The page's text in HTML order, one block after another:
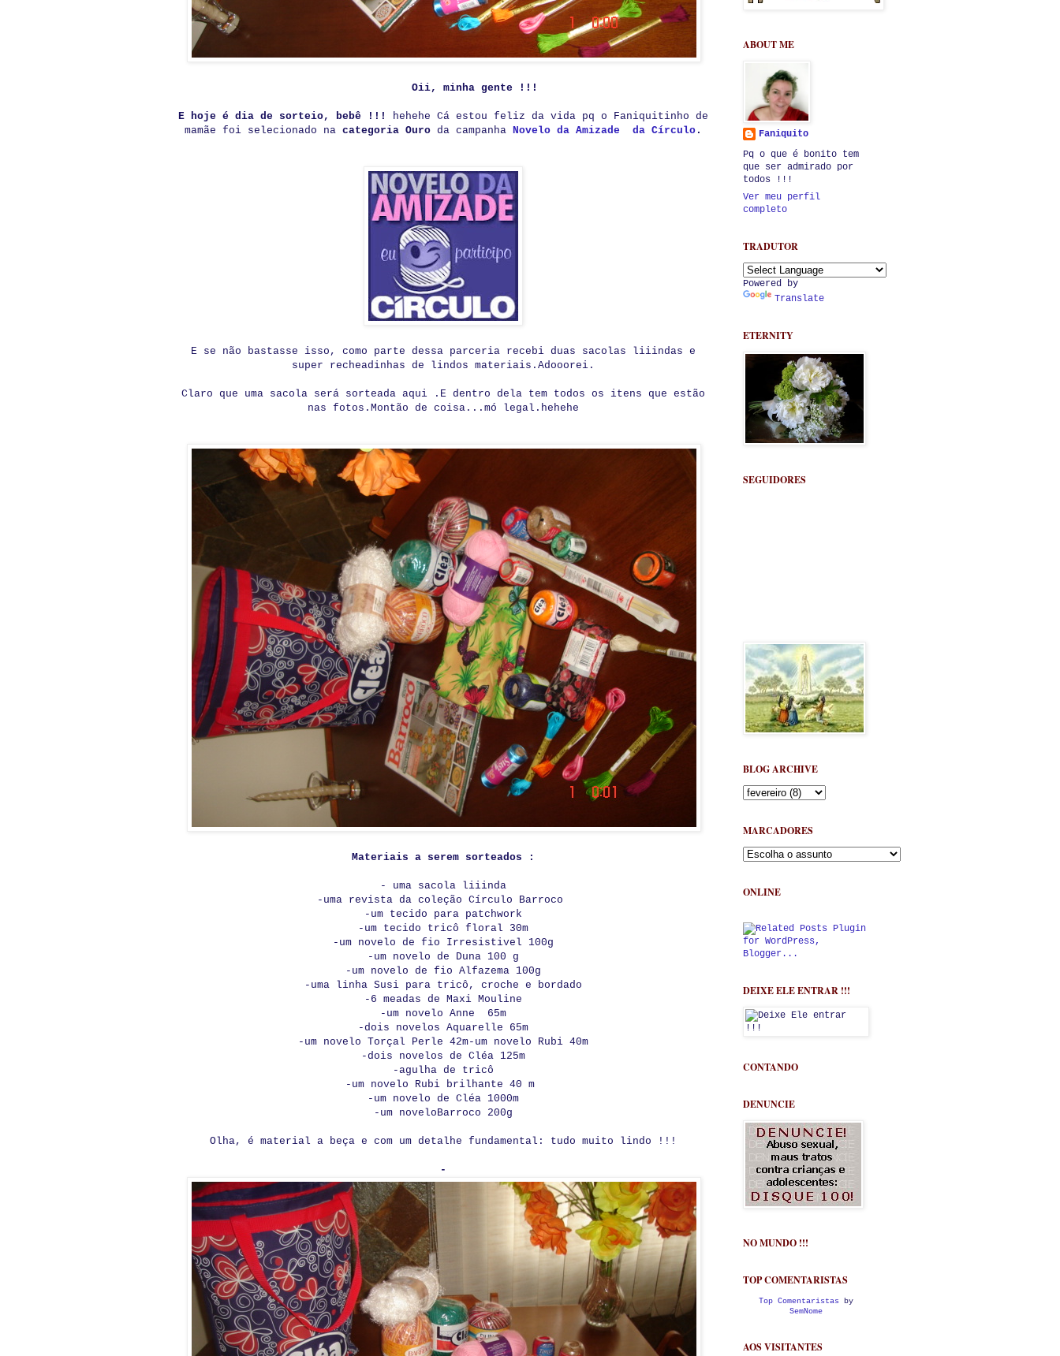
Oii, minha gente !!!
E hoje é dia de sorteio, bebê !!!
hehehe Cá estou feliz da vida pq o Faniquitinho de
mamãe foi selecionado na categoria Ouro da campanha Novelo da Amizade da Círculo .
E se não bastasse isso, como parte dessa parceria recebi duas sacolas liiindas e
super recheadinhas de lindos materiais.Adooorei.
Claro que uma sacola será sorteada aqui .E dentro dela tem todos os itens que estão
nas fotos.Montão de coisa...mó legal.hehehe
Materiais a serem sorteados :
- uma sacola liiinda
-uma revista da coleção Círculo Barroco
-um tecido para patchwork
-um tecido tricô floral 30m
-um novelo de fio Irresistivel 100g
-um novelo de Duna 100 g
-um novelo de fio Alfazema 100g
-uma linha Susi para tricô, croche e bordado
-6 meadas de Maxi Mouline
-um novelo Anne 65m
-dois novelos Aquarelle 65m
-um novelo Torçal Perle 42m-um novelo Rubi 40m
-dois novelos de Cléa 125m
-agulha de tricô
-um novelo Rubi brilhante 40 m
-um novelo de Cléa 1000m
-um noveloBarroco 200g
Olha, é material a beça e com um detalhe fundamental: tudo muito lindo !!!
-
ABOUT ME
Faniquito
Pq o que é bonito tem
que ser admirado por
todos !!!
Ver meu perfil
completo
TRADUTOR
Powered by
Translate
ETERNITY
SEGUIDORES
BLOG ARCHIVE
MARCADORES
ONLINE
DEIXE ELE ENTRAR !!!
CONTANDO
DENUNCIE
NO MUNDO !!!
TOP COMENTARISTAS
Top Comentaristas by
SemNome
AOS VISITANTES